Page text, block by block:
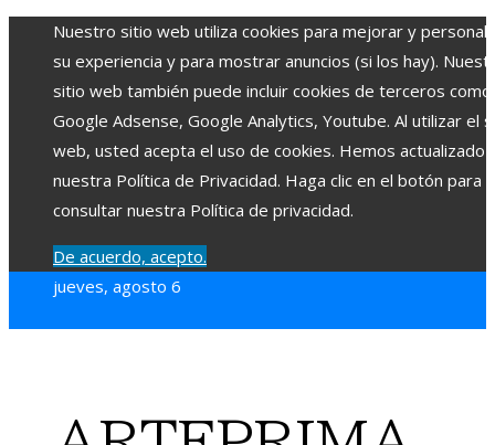
Nuestro sitio web utiliza cookies para mejorar y
su experiencia y para mostrar anuncios (si los hay).
sitio web también puede incluir cookies de terceros como
Google Adsense, Google Analytics, Youtube. Al utilizar el
web, usted acepta el uso de cookies. Hemos actualizado
nuestra Política de Privacidad. Haga clic en el botón para
consultar nuestra Política de privacidad.
De acuerdo, acepto.
jueves, agosto 6